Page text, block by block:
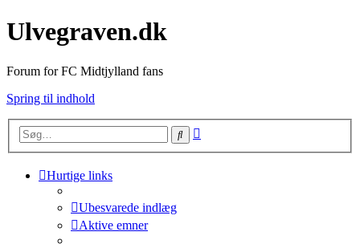
Ulvegraven.dk
Forum for FC Midtjylland fans
Spring til indhold
Søg
Hurtige links
Ubesvarede indlæg
Aktive emner